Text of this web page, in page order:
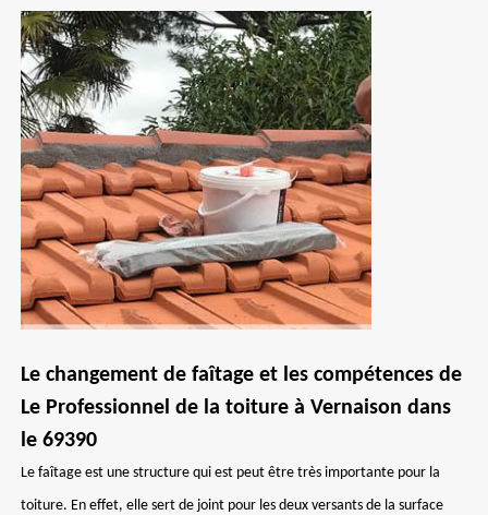
Le changement de faîtage et les compétences de
Le Professionnel de la toiture à Vernaison dans
le 69390
Le faîtage est une structure qui est peut être très importante pour la
toiture. En effet, elle sert de joint pour les deux versants de la surface